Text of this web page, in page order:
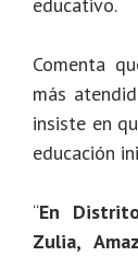
Comenta
más
insiste en
educación
“En
Zulia,